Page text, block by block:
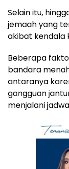
Selain itu,
jemaah yang
akibat kendala
Beberapa
bandara
antaranya
gangguan
menjalani